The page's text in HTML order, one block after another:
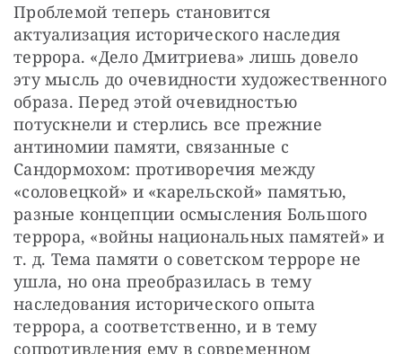
Проблемой теперь становится
актуализация исторического наследия
террора. «Дело Дмитриева» лишь довело
эту мысль до очевидности художественного
образа. Перед этой очевидностью
потускнели и стерлись все прежние
антиномии памяти, связанные с
Сандормохом: противоречия между
«соловецкой» и «карельской» памятью,
разные концепции осмысления Большого
террора, «войны национальных памятей» и
т. д. Тема памяти о советском терроре не
ушла, но она преобразилась в тему
наследования исторического опыта
террора, а соответственно, и в тему
сопротивления ему в современном